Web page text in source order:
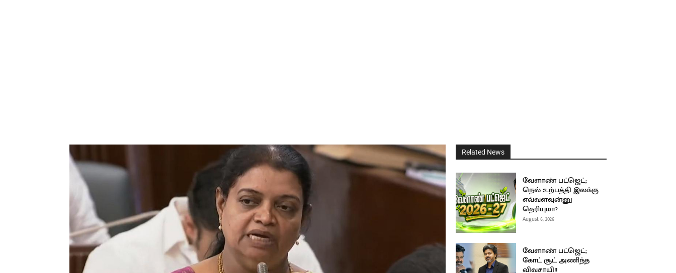
Related News
வேளாண் பட்ஜெட்;
நெல் உற்பத்தி இலக்கு
எவ்வளவுன்னு
தெரியுமா?
August 6, 2026
வேளாண் பட்ஜெட்;
கோட் சூட் அணிந்த
விவசாயி!!